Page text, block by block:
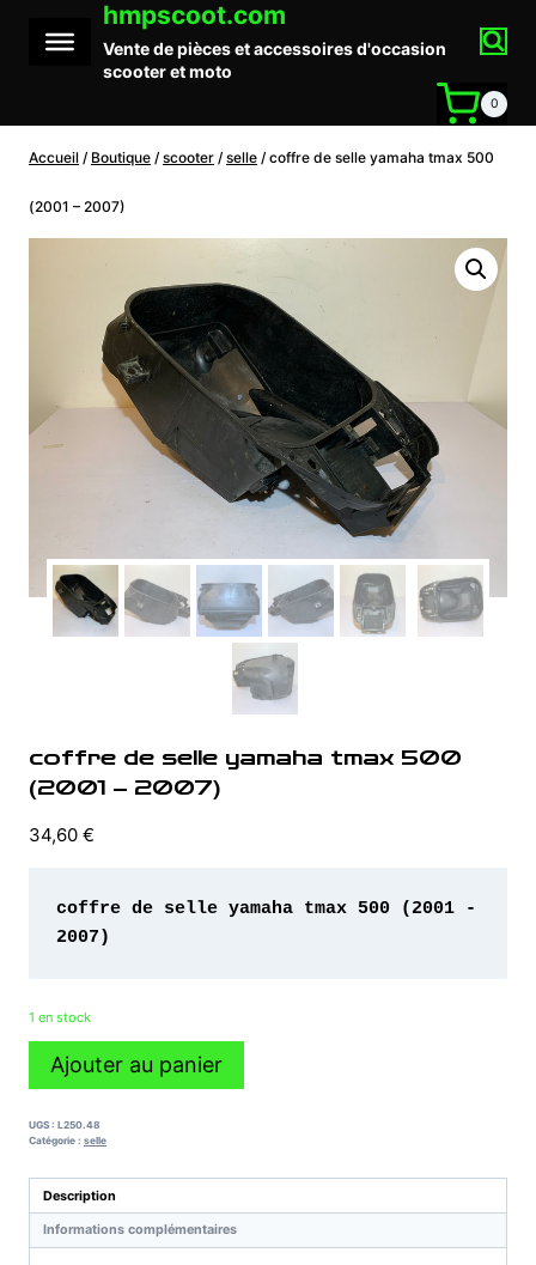
contenu
hmpscoot.com
Vente de pièces et accessoires d'occasion
scooter et moto
0
Accueil / Boutique / scooter / selle / coffre de selle yamaha tmax 500
(2001 – 2007)
coffre de selle yamaha tmax 500
(2001 – 2007)
34,60 €
coffre de selle yamaha tmax 500 (2001 -
2007)
1 en stock
quantité
de
selle
tmax
500
(2001
Ajouter au panier
UGS : L250.48
Catégorie : selle
Description
Informations complémentaires